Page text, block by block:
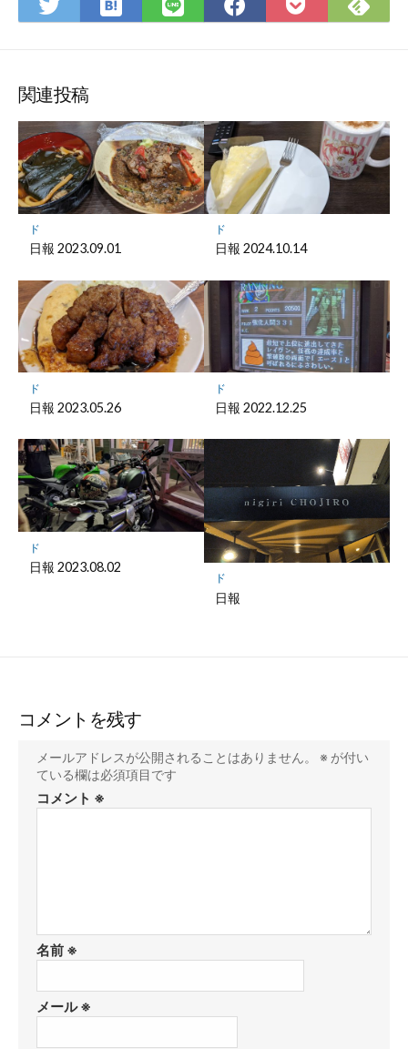
Twitter
で
ア
て
マ
ー
ク
に
保
LINE
で
Facebook
で
Pocket
に
で
関連投稿
ド
日報 2023.09.01
ド
日報 2024.10.14
ド
日報 2023.05.26
ド
日報 2022.12.25
ド
日報 2023.08.02
ド
日報
コメントを残す
メールアドレスが公開されることはありません。 ※ が付い
ている欄は必須項目です
コメント ※
名前 ※
メール※